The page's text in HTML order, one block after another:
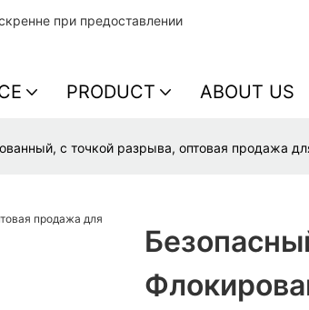
при предоставлении
PRODUCT ABOUT US
с точкой разрыва, оптовая продажа